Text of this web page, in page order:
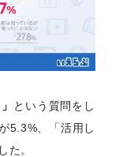
という質問をし
5.3%、「活用し
た。